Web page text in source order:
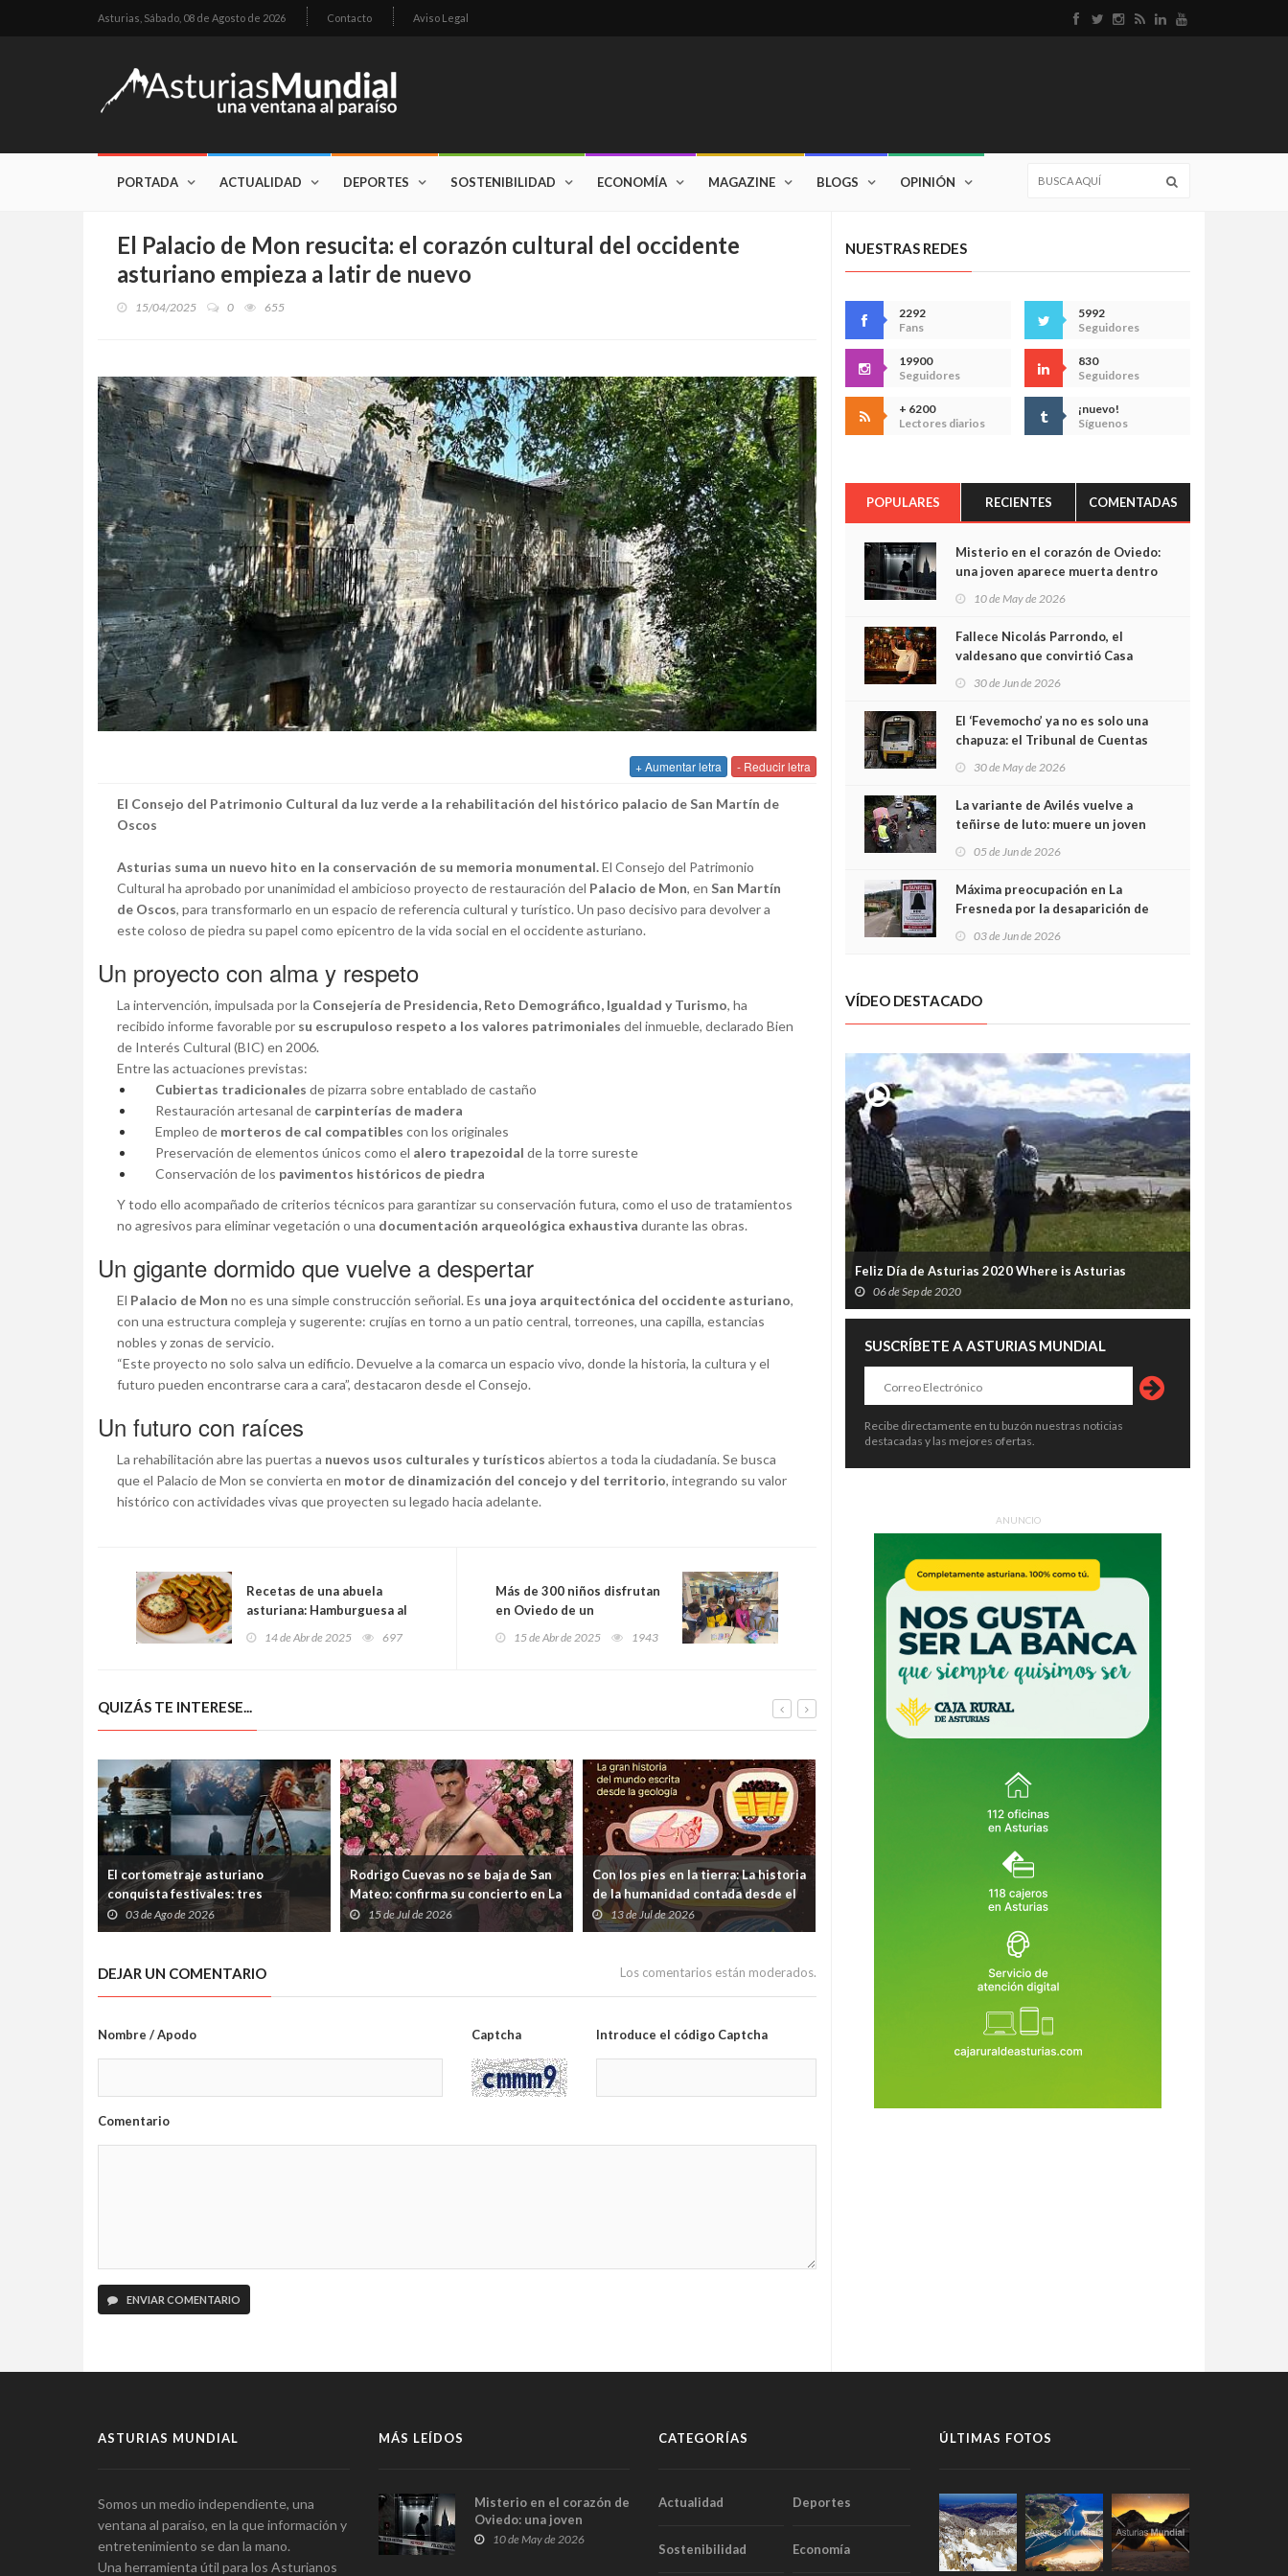
Asturias, Sábado, 08 de Agosto de 2026 Contacto Aviso Legal
PORTADA ACTUALIDAD DEPORTES SOSTENIBILIDAD ECONOMÍA MAGAZINE BLOGS OPINIÓN
El Palacio de Mon resucita: el corazón cultural del occidente
asturiano empieza a latir de nuevo
15/04/2025 0 655
+ Aumentar letra - Reducir letra
El Consejo del Patrimonio Cultural da luz verde a la rehabilitación del histórico palacio de San Martín de
Oscos
Asturias suma un nuevo hito en la conservación de su memoria monumental.El Consejo del Patrimonio
Cultural ha aprobado por unanimidad el ambicioso proyecto de restauración del Palacio de Mon, en San Martín
de Oscos, para transformarlo en un espacio de referencia cultural y turístico. Un paso decisivo para devolver a
este coloso de piedra su papel como epicentro de la vida social en el occidente asturiano.
Un proyecto con alma y respeto
La intervención, impulsada por la Consejería de Presidencia, Reto Demográfico, Igualdad y Turismo, ha
recibido informe favorable por su escrupuloso respeto a los valores patrimoniales del inmueble, declarado Bien
de Interés Cultural (BIC) en 2006.
Entre las actuaciones previstas:
Cubiertas tradicionales de pizarra sobre entablado de castaño
Restauración artesanal de carpinterías de madera
Empleo de morteros de cal compatibles con los originales
Preservación de elementos únicos como el alero trapezoidal de la torre sureste
Conservación de los pavimentos históricos de piedra
Y todo ello acompañado de criterios técnicos para garantizar su conservación futura, como el uso de tratamientos
no agresivos para eliminar vegetación o una documentación arqueológica exhaustiva durante las obras.
Un gigante dormido que vuelve a despertar
El Palacio de Mon no es una simple construcción señorial. Es una joya arquitectónica del occidente asturiano,
con una estructura compleja y sugerente: crujías en torno a un patio central, torreones, una capilla, estancias
nobles y zonas de servicio.
“Este proyecto no solo salva un edificio. Devuelve a la comarca un espacio vivo, donde la historia, la cultura y el
futuro pueden encontrarse cara a cara”, destacaron desde el Consejo.
Un futuro con raíces
La rehabilitación abre las puertas a nuevos usos culturales y turísticos abiertos a toda la ciudadanía. Se busca
que el Palacio de Mon se convierta en motor de dinamización del concejo y del territorio, integrando su valor
histórico con actividades vivas que proyecten su legado hacia adelante.
Recetas de una abuela
asturiana: Hamburguesa al
Cabrales con judías verdes
14 de Abr de 2025 697
Más de 300 niños disfrutan
en Oviedo de un
campamento de Semana
15 de Abr de 2025 1943
QUIZÁS TE INTERESE...
El cortometraje asturiano
conquista festivales: tres
producciones de Laboral
Cinemateca suman nuevos premios
03 de Ago de 2026
Rodrigo Cuevas no se baja de San
Mateo: confirma su concierto en La
Ería tras las dudas lanzadas desde
el Ayuntamiento
15 de Jul de 2026
Con los pies en la tierra: La historia
de la humanidad contada desde el
subsuelo
13 de Jul de 2026
¿Y si el mayor lujo del futuro fuera
vivir a 15 minutos de todo?
DEJAR UN COMENTARIO Los comentarios están moderados.
Nombre / Apodo Captcha Introduce el código Captcha
Comentario
ENVIAR COMENTARIO
NUESTRAS REDES
2292
Fans
5992
Seguidores
19900
Seguidores
830
Seguidores
+ 6200
Lectores diarios
¡nuevo!
Síguenos
POPULARES RECIENTES COMENTADAS
Misterio en el corazón de Oviedo:
una joven aparece muerta dentro
cámaras captan sus últimos
minutos
10 de May de 2026
Fallece Nicolás Parrondo, el
valdesano que convirtió Casa
30 de Jun de 2026
El ‘Fevemocho’ ya no es solo una
chapuza: el Tribunal de Cuentas
sobrecoste de los trenes que no
cabían por los túneles
30 de May de 2026
La variante de Avilés vuelve a
teñirse de luto: muere un joven
05 de Jun de 2026
Máxima preocupación en La
Fresneda por la desaparición de
03 de Jun de 2026
VÍDEO DESTACADO
Feliz Día de Asturias 2020 Where is Asturias
06 de Sep de 2020
SUSCRÍBETE A ASTURIAS MUNDIAL
Recibe directamente en tu buzón nuestras noticias
destacadas y las mejores ofertas.
ANUNCIO
ASTURIAS MUNDIAL
Somos un medio independiente, una
ventana al paraíso, en la que información y
entretenimiento se dan la mano.
Una herramienta útil para los Asturianos
MÁS LEÍDOS
Misterio en el corazón de
Oviedo: una joven
aparece muerta dentro
10 de May de 2026
CATEGORÍAS
Actualidad Deportes
Sostenibilidad Economía
ÚLTIMAS FOTOS